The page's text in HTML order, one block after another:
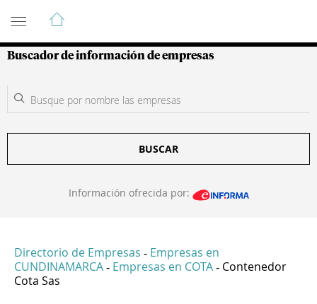
Guía de Empresas Colombianas
Buscador de información de empresas
BUSCAR
Información ofrecida por:
Directorio de Empresas - Empresas en
CUNDINAMARCA - Empresas en COTA - Contenedor
Cota Sas